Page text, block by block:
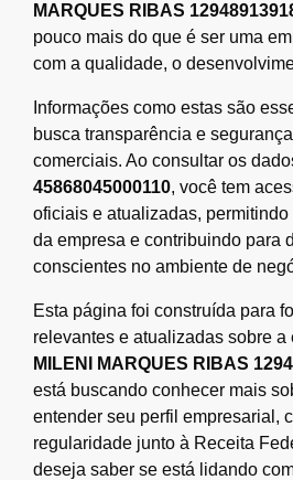
MARQUES RIBAS
pouco mais do que é ser uma
com a qualidade, o
Informações como estas são
busca transparência e
comerciais. Ao consultar os
45868045000110, você tem
oficiais e atualizadas,
da empresa e contribuindo para
conscientes no ambiente de
Esta página foi construída para
relevantes e atualizadas sobre a
MILENI MARQUES RIBAS
está buscando conhecer mais
entender seu perfil empresarial,
regularidade junto à Receita
deseja saber se está lidando